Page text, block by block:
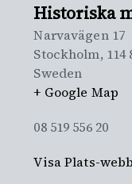
Historiska
Narvavägen 17
Stockholm, 114
Sweden
+ Google Map
08 519 556 20
Visa Plats-